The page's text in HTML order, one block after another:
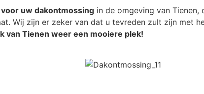
uw dakontmossing in de omgeving van
Wij zijn er zeker van dat u tevreden zult zijn met
van Tienen weer een mooiere plek!